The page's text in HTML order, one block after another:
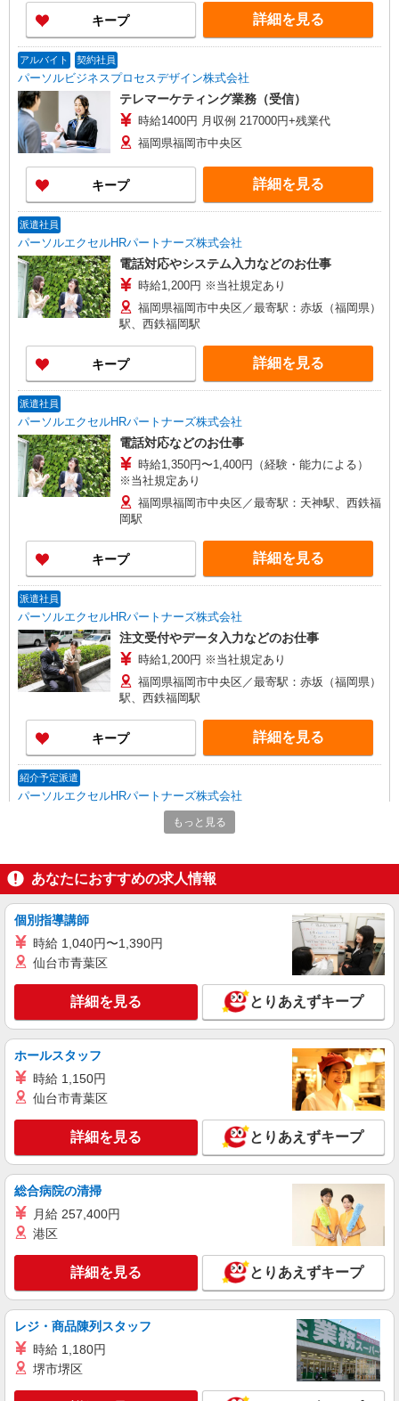
キープ 詳細を見る
アルバイト 契約社員
パーソルビジネスプロセスデザイン株式会社
テレマーケティング業務（受信）
時給1400円 月収例 217000円+残業代
福岡県福岡市中央区
キープ 詳細を見る
派遣社員
パーソルエクセルHRパートナーズ株式会社
電話対応やシステム入力などのお仕事
時給1,200円 ※当社規定あり
福岡県福岡市中央区／最寄駅：赤坂（福岡県）
駅、西鉄福岡駅
キープ 詳細を見る
派遣社員
パーソルエクセルHRパートナーズ株式会社
電話対応などのお仕事
時給1,350円〜1,400円（経験・能力による）
※当社規定あり
福岡県福岡市中央区／最寄駅：天神駅、西鉄福
岡駅
キープ 詳細を見る
派遣社員
パーソルエクセルHRパートナーズ株式会社
注文受付やデータ入力などのお仕事
時給1,200円 ※当社規定あり
福岡県福岡市中央区／最寄駅：赤坂（福岡県）
駅、西鉄福岡駅
キープ 詳細を見る
紹介予定派遣
パーソルエクセルHRパートナーズ株式会社
自動車保険の契約に関する案内業務
福岡県福岡市中央区／最寄駅：赤坂（福岡県）
駅、天神南駅
詳細を見る
派遣社員
顧客向け窓口対応
時給1,200円 ※当社規定あり
福岡県福岡市中央区／最寄駅：赤坂（福岡県）
キープ 詳細を見る
パーソルエクセルHRパートナーズ株式会社
注文受付やデータ入力などのお仕事
福岡県福岡市中央区／最寄駅：赤坂（福岡県）
キープ 詳細を見る
パーソルエクセルHRパートナーズ株式会社
時給1,300円〜1,370円（経験・能力による）
※当社規定あり
もっと見る
あなたにおすすめの求人情報
個別指導講師
時給 1,040円〜1,390円
仙台市青葉区
詳細を見る とりあえずキープ
ホールスタッフ
時給 1,150円
仙台市青葉区
詳細を見る とりあえずキープ
総合病院の清掃
月給 257,400円
港区
詳細を見る とりあえずキープ
レジ・商品陳列スタッフ
時給 1,180円
堺市堺区